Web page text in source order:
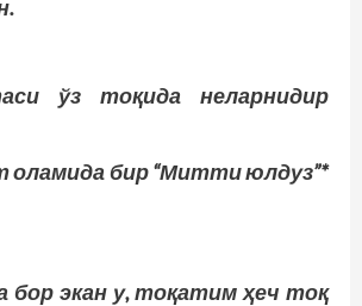
ўз тоқида неларнидир
оламида бир “Митти юлдуз”*
бор экан у, тоқатим ҳеч тоқ